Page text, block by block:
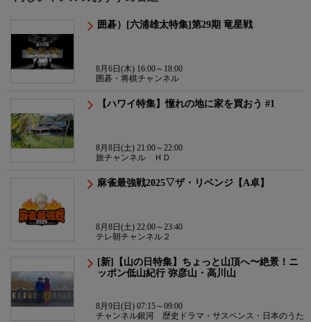
囲碁）[六浦雄太特集]第29期 竜星戦
8月6日(木) 16:00～18:00
囲碁・将棋チャンネル
【ハワイ特集】憧れの地に家を買おう #1
8月8日(土) 21:00～22:00
旅チャンネル ＨＤ
麻雀最強戦2025▽ザ・リベンジ【A卓】
8月8日(土) 22:00～23:40
テレ朝チャンネル２
[新]【山の日特集】ちょっと山頂へ〜絶景！ニ
ッポン低山紀行 弥彦山・高川山
8月9日(日) 07:15～09:00
チャンネル銀河 歴史ドラマ・サスペンス・日本のうた